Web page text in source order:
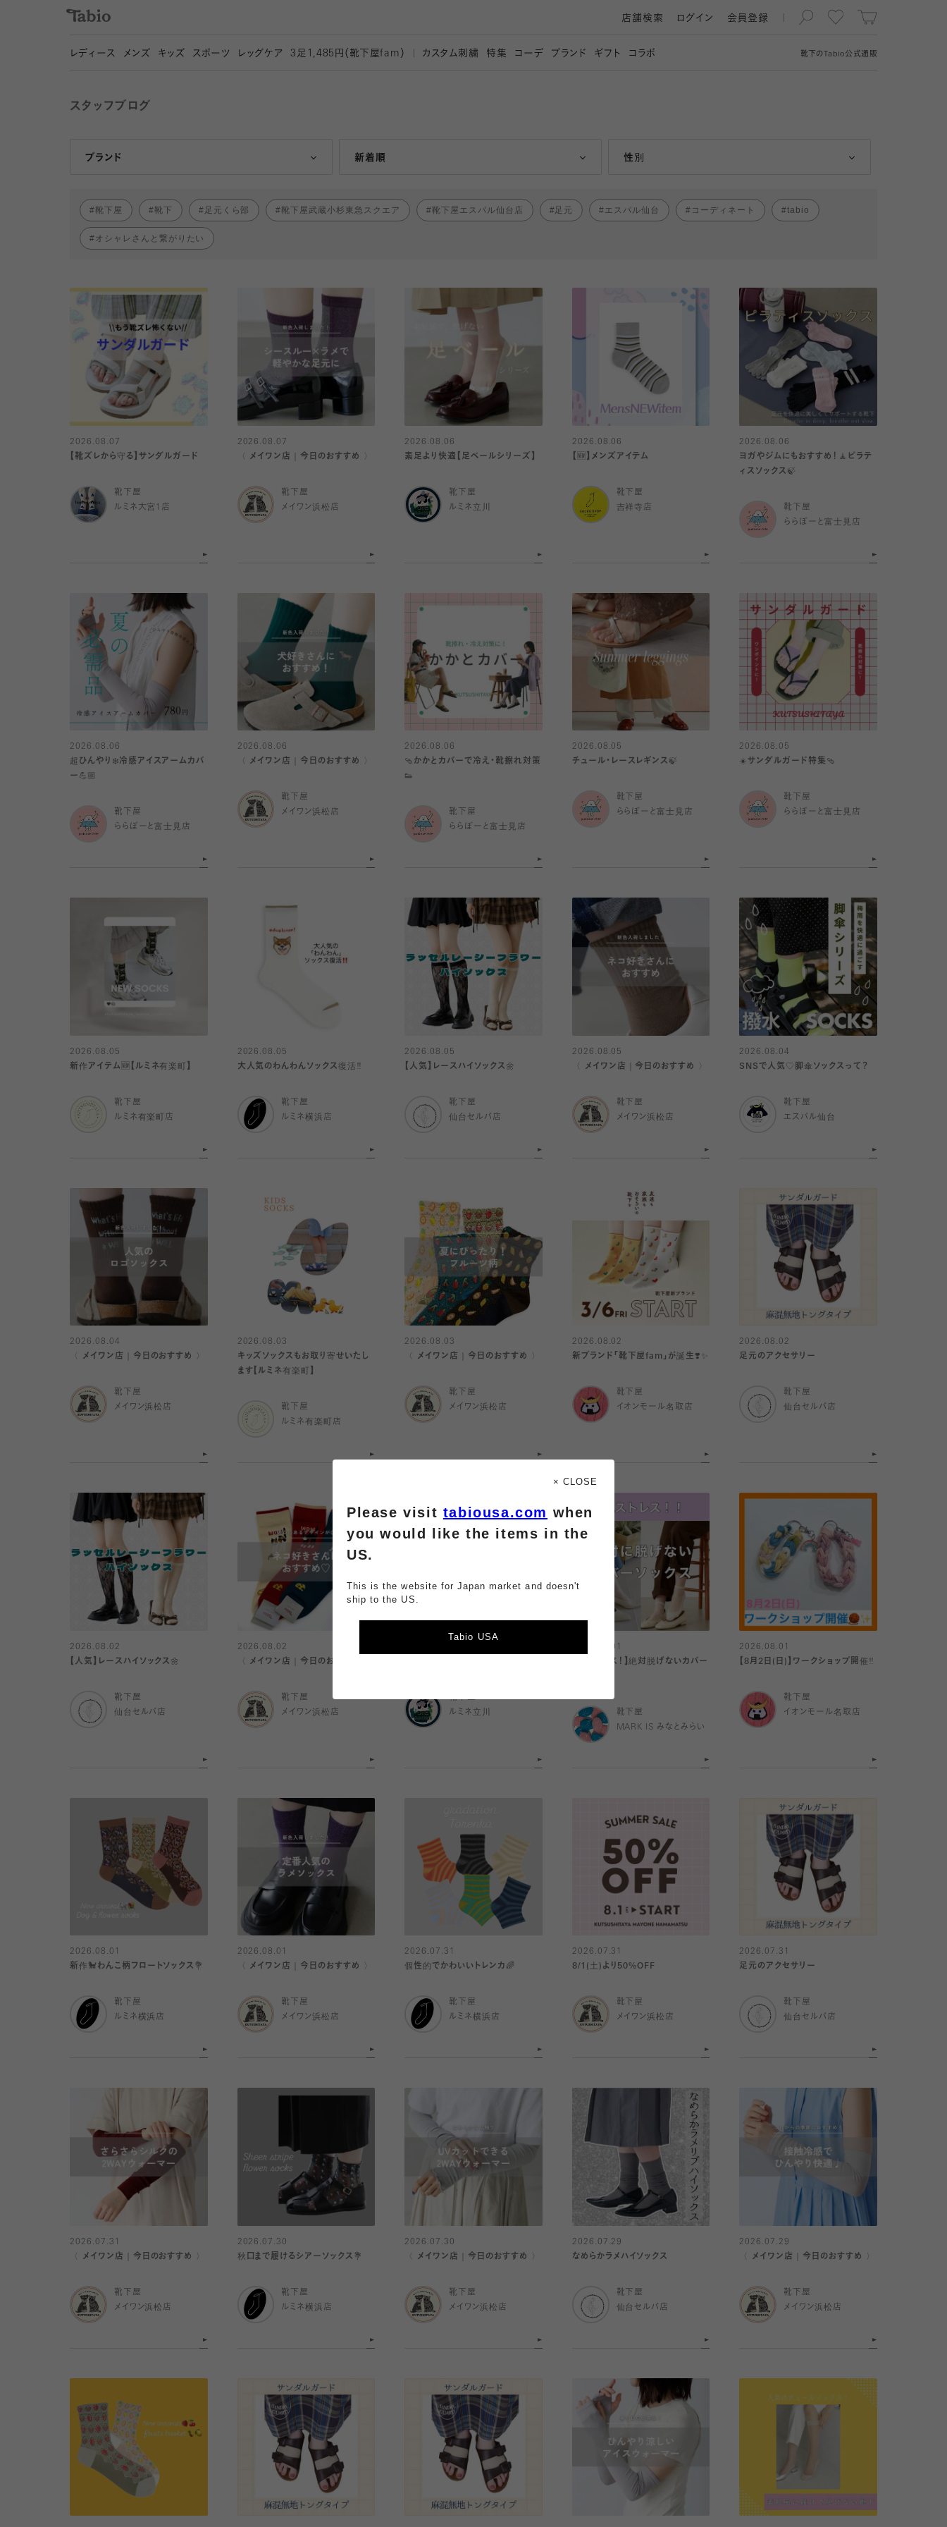
靴下の Tabio公式通販
店舗検索 ログイン 会員登録
レディース メンズ キッズ スポーツ レッグケア 3 足1,485円（靴下屋fam） カスタム刺繍 特集 コーデ ブランド ギフト コラボ
スタッフブログ
ブランド
Tabio 新着順
人気ランキング順 性別
女性
靴下屋 靴下 足元くら部 靴下屋武蔵小杉東急スクエア 靴下屋エスパル仙台店 足元 エスパル仙台 コーディネート tabio
オシャレさんと繋がりたい
2026.08.07
【靴ズレから守る】サンダルガード
靴下屋
ルミネ大宮1店
2026.08.07
〈 メイワン店｜今日のおすすめ 〉
靴下屋
メイワン浜松店
2026.08.06
素足より快適【足ベールシリーズ】
靴下屋
ルミネ立川
2026.08.06
【🆕】メンズアイテム
靴下屋
吉祥寺店
2026.08.06
ヨガやジムにもおすすめ！🧘ピラテ
ィスソックス🍃
靴下屋
ららぽーと富士見店
2026.08.06
超ひんやり❄️冷感アイスアームカバ
ー💪🏼
靴下屋
ららぽーと富士見店
2026.08.06
〈 メイワン店｜今日のおすすめ 〉
靴下屋
メイワン浜松店
2026.08.06
🩴かかとカバーで冷え・靴擦れ対策
👟
靴下屋
ららぽーと富士見店
2026.08.05
チュール・レースレギンス🍃
靴下屋
ららぽーと富士見店
2026.08.05
☀️サンダルガード特集🩴
靴下屋
ららぽーと富士見店
2026.08.05
新作アイテム🆕【ルミネ有楽町】
靴下屋
ルミネ有楽町店
2026.08.05
大人気のわんわんソックス復活‼️
靴下屋
ルミネ横浜店
2026.08.05
【人気】レースハイソックス🌼
靴下屋
仙台セルバ店
2026.08.05
〈 メイワン店｜今日のおすすめ 〉
靴下屋
メイワン浜松店
2026.08.04
SNSで人気♡脚傘ソックスって？
靴下屋
エスパル仙台
2026.08.04
〈 メイワン店｜今日のおすすめ 〉
靴下屋
メイワン浜松店
2026.08.03
キッズソックスもお取り寄せいたし
ます【ルミネ有楽町】
靴下屋
ルミネ有楽町店
2026.08.03
〈 メイワン店｜今日のおすすめ 〉
靴下屋
メイワン浜松店
2026.08.02
新ブランド「靴下屋fam」が誕生❣️✨
靴下屋
イオンモール名取店
2026.08.02
足元のアクセサリー
靴下屋
仙台セルバ店
2026.08.02
【人気】レースハイソックス🌼
靴下屋
仙台セルバ店
2026.08.02
〈 メイワン店｜今日のおすすめ 〉
靴下屋
メイワン浜松店
靴下屋
ルミネ立川
2026.08.01
【脱ストレス！】絶対脱げないカバー
靴下屋
MARK IS みなとみらい
2026.08.01
【8月2日(日)】ワークショップ開催‼️
靴下屋
イオンモール名取店
2026.08.01
新作🐩わんこ柄フロートソックス💐
靴下屋
ルミネ横浜店
2026.08.01
〈 メイワン店｜今日のおすすめ 〉
靴下屋
メイワン浜松店
2026.07.31
個性的でかわいいトレンカ🌈
靴下屋
ルミネ横浜店
2026.07.31
8/1(土)より50%OFF
靴下屋
メイワン浜松店
2026.07.31
足元のアクセサリー
靴下屋
仙台セルバ店
2026.07.31
〈 メイワン店｜今日のおすすめ 〉
靴下屋
メイワン浜松店
2026.07.30
秋口まで履けるシアーソックス💐
靴下屋
ルミネ横浜店
2026.07.30
〈 メイワン店｜今日のおすすめ 〉
靴下屋
メイワン浜松店
2026.07.29
なめらかラメハイソックス
靴下屋
仙台セルバ店
2026.07.29
〈 メイワン店｜今日のおすすめ 〉
靴下屋
メイワン浜松店
× CLOSE
Please visit tabiousa.com when
you would like the items in the
US.
This is the website for Japan market and doesn't
ship to the US.
Tabio USA